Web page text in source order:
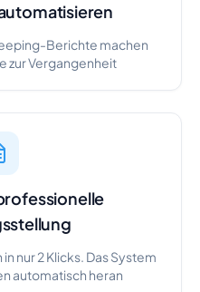
Berichte machen
zur Vergangenheit
nur 2 Klicks. Das System
automatisch heran